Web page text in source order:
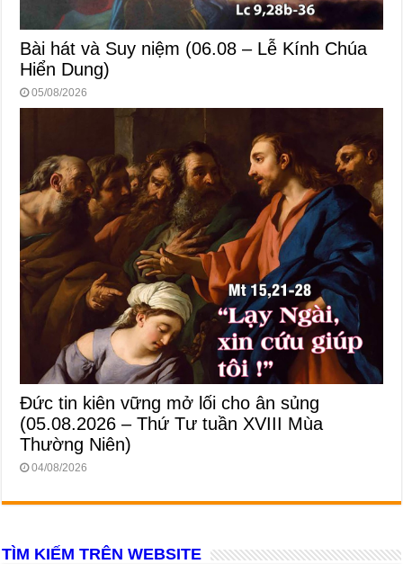
Bài hát và Suy niệm (06.08 – Lễ Kính Chúa
Hiển Dung)
05/08/2026
Đức tin kiên vững mở lối cho ân sủng
(05.08.2026 – Thứ Tư tuần XVIII Mùa
Thường Niên)
04/08/2026
TÌM KIẾM TRÊN WEBSITE